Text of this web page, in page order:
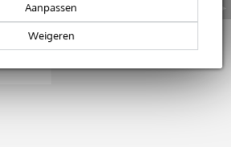
Weigeren
Aanpassen